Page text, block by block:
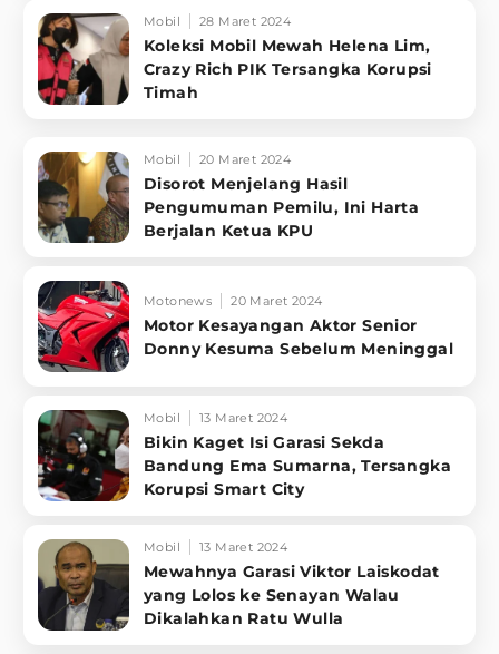
Mobil 28 Maret 2024
Koleksi Mobil Mewah Helena Lim,
Crazy Rich PIK Tersangka Korupsi
Timah
Mobil 20 Maret 2024
Disorot Menjelang Hasil
Pengumuman Pemilu, Ini Harta
Berjalan Ketua KPU
Motonews 20 Maret 2024
Motor Kesayangan Aktor Senior
Donny Kesuma Sebelum Meninggal
Mobil 13 Maret 2024
Bikin Kaget Isi Garasi Sekda
Bandung Ema Sumarna, Tersangka
Korupsi Smart City
Mobil 13 Maret 2024
Mewahnya Garasi Viktor Laiskodat
yang Lolos ke Senayan Walau
Dikalahkan Ratu Wulla